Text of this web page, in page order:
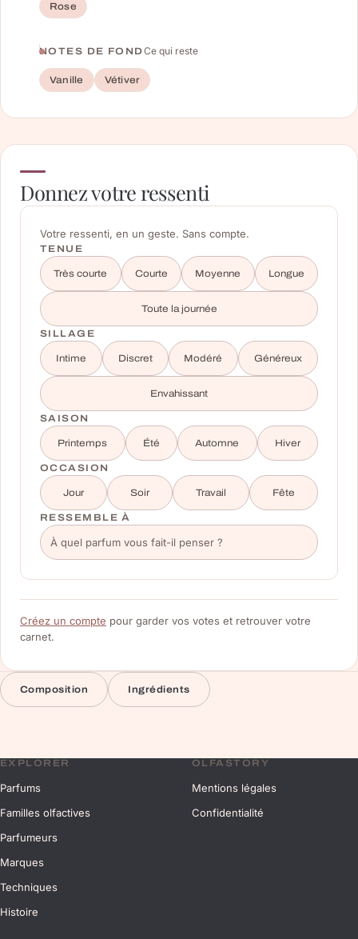
Rose
NOTES DE FONDCe qui reste
Vanille Vétiver
Donnez votre ressenti
Votre ressenti, en un geste. Sans compte.
TENUE
Très courte Courte Moyenne Longue
Toute la journée
SILLAGE
Intime Discret Modéré Généreux
Envahissant
SAISON
Printemps Été Automne Hiver
OCCASION
Jour Soir Travail Fête
RESSEMBLE À
Créez un compte pour garder vos votes et retrouver votre
carnet.
Composition Ingrédients
EXPLORER
Parfums
Familles olfactives
Parfumeurs
Marques
Techniques
Histoire
OLFASTORY
Mentions légales
Confidentialité